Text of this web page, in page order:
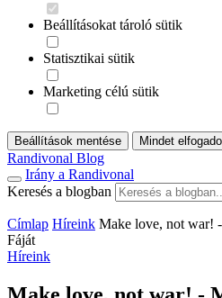
Beállításokat tároló sütik
Statisztikai sütik
Marketing célú sütik
Beállítások mentése Mindet
Randivonal Blog
Irány a Randivonal
Keresés a blogban
Címlap Híreink Make love, not war!
Fáját
Híreink